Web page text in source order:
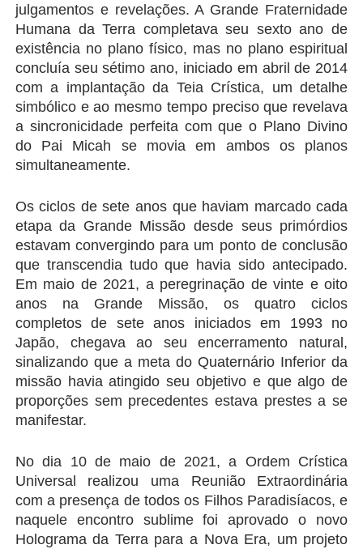
julgamentos e revelações. A Grande Fraternidade
Humana da Terra completava seu sexto ano de
existência no plano físico, mas no plano espiritual
concluía seu sétimo ano, iniciado em abril de 2014
com a implantação da Teia Crística, um detalhe
simbólico e ao mesmo tempo preciso que revelava
a sincronicidade perfeita com que o Plano Divino
do Pai Micah se movia em ambos os planos
simultaneamente.
Os ciclos de sete anos que haviam marcado cada
etapa da Grande Missão desde seus primórdios
estavam convergindo para um ponto de conclusão
que transcendia tudo que havia sido antecipado.
Em maio de 2021, a peregrinação de vinte e oito
anos na Grande Missão, os quatro ciclos
completos de sete anos iniciados em 1993 no
Japão, chegava ao seu encerramento natural,
sinalizando que a meta do Quaternário Inferior da
missão havia atingido seu objetivo e que algo de
proporções sem precedentes estava prestes a se
manifestar.
No dia 10 de maio de 2021, a Ordem Crística
Universal realizou uma Reunião Extraordinária
com a presença de todos os Filhos Paradisíacos, e
naquele encontro sublime foi aprovado o novo
Holograma da Terra para a Nova Era, um projeto